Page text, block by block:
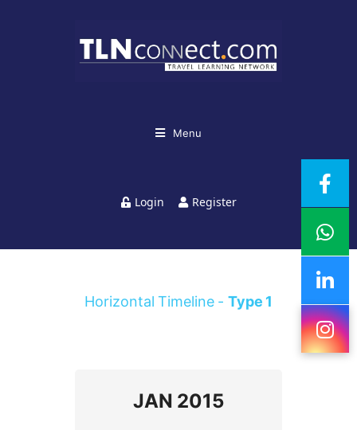
Menu
Login Register
Horizontal Timeline - Type 1
JAN 2015